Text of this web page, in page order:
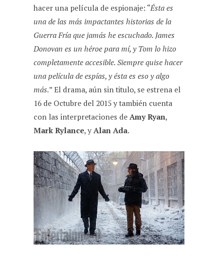
hacer una película de espionaje: “Ésta es
una de las más impactantes historias de la
Guerra Fría que jamás he escuchado. James
Donovan es un héroe para mí, y Tom lo hizo
completamente accesible. Siempre quise hacer
una película de espías, y ésta es eso y algo
más.” El drama, aún sin titulo, se estrena el
16 de Octubre del 2015 y también cuenta
con las interpretaciones deAmy Ryan,
Mark Rylance, yAlan Ada.